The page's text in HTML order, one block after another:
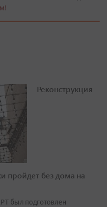
Реконструкция
пройдет без дома на
был подготовлен